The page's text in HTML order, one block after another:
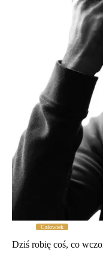
Człowiek
Dziś robię coś, co